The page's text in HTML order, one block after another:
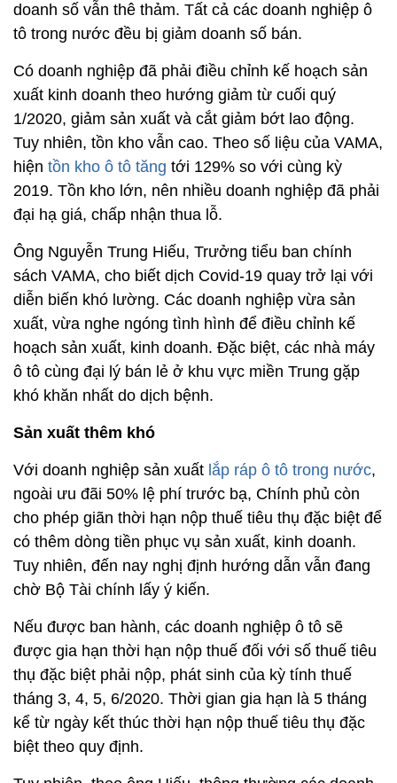
doanh số vẫn thê thảm. Tất cả các doanh nghiệp ô
tô trong nước đều bị giảm doanh số bán.
Có doanh nghiệp đã phải điều chỉnh kế hoạch sản
xuất kinh doanh theo hướng giảm từ cuối quý
1/2020, giảm sản xuất và cắt giảm bớt lao động.
Tuy nhiên, tồn kho vẫn cao. Theo số liệu của VAMA,
hiện tồn kho ô tô tăng tới 129% so với cùng kỳ
2019. Tồn kho lớn, nên nhiều doanh nghiệp đã phải
đại hạ giá, chấp nhận thua lỗ.
Ông Nguyễn Trung Hiếu, Trưởng tiểu ban chính
sách VAMA, cho biết dịch Covid-19 quay trở lại với
diễn biến khó lường. Các doanh nghiệp vừa sản
xuất, vừa nghe ngóng tình hình để điều chỉnh kế
hoạch sản xuất, kinh doanh. Đặc biệt, các nhà máy
ô tô cùng đại lý bán lẻ ở khu vực miền Trung gặp
khó khăn nhất do dịch bệnh.
Sản xuất thêm khó
Với doanh nghiệp sản xuất lắp ráp ô tô trong nước,
ngoài ưu đãi 50% lệ phí trước bạ, Chính phủ còn
cho phép giãn thời hạn nộp thuế tiêu thụ đặc biệt để
có thêm dòng tiền phục vụ sản xuất, kinh doanh.
Tuy nhiên, đến nay nghị định hướng dẫn vẫn đang
chờ Bộ Tài chính lấy ý kiến.
Nếu được ban hành, các doanh nghiệp ô tô sẽ
được gia hạn thời hạn nộp thuế đối với số thuế tiêu
thụ đặc biệt phải nộp, phát sinh của kỳ tính thuế
tháng 3, 4, 5, 6/2020. Thời gian gia hạn là 5 tháng
kể từ ngày kết thúc thời hạn nộp thuế tiêu thụ đặc
biệt theo quy định.